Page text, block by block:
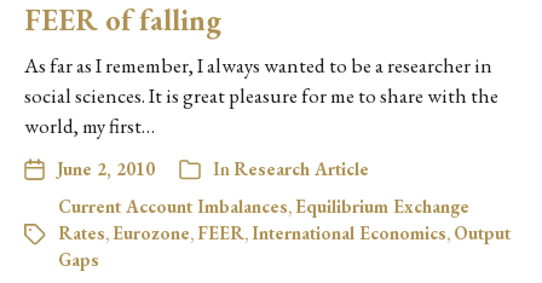
FEER of falling
As far as I remember, I always wanted to be a researcher in
social sciences. It is great pleasure for me to share with the
world, my first…
June 2, 2010 InResearch Article
Current Account Imbalances, Equilibrium Exchange
Rates, Eurozone, FEER,International Economics, Output
Gaps